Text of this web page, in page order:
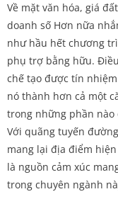
Về mặt văn hóa, giá
doanh số Hơn nữa
như hầu hết chương
phụ trợ bằng hữu.
chế tạo được tín
nó thành hơn cả một
trong những phần nào
Với quãng tuyến
mang lại địa điểm
là nguồn cảm xúc
trong chuyên ngành